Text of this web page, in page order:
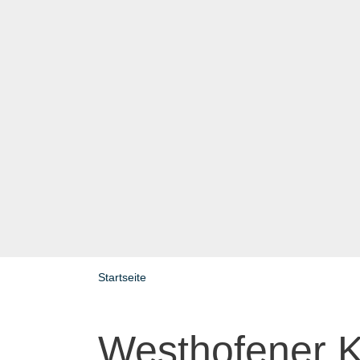
Startseite
Westhofener